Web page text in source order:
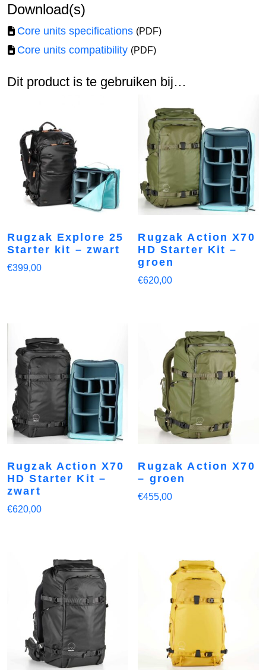
Download(s)
Core units specifications (PDF)
Core units compatibility (PDF)
Dit product is te gebruiken bij…
Rugzak Explore 25
Starter kit – zwart
€399,00
Rugzak Action X70
HD Starter Kit –
groen
€620,00
Rugzak Action X70
HD Starter Kit –
zwart
€620,00
Rugzak Action X70
– groen
€455,00